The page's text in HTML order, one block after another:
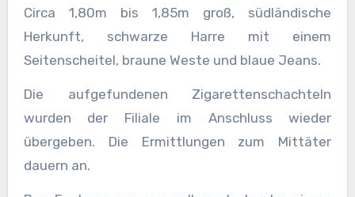
Circa 1,80m bis 1,85m groß, südländische
Herkunft, schwarze Harre mit einem
Seitenscheitel, braune Weste und blaue Jeans.
Die aufgefundenen Zigarettenschachteln
wurden der Filiale im Anschluss wieder
übergeben. Die Ermittlungen zum Mittäter
dauern an.